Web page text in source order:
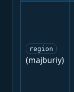
region
(majburiy)